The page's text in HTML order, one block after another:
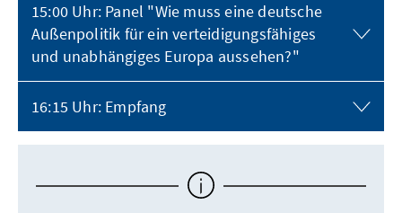
15:00 Uhr: Panel "Wie muss eine deutsche
Außenpolitik für ein verteidigungsfähiges
und unabhängiges Europa aussehen?"
16:15 Uhr: Empfang